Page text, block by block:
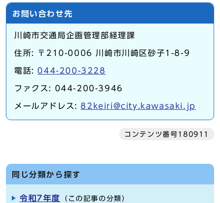
お問い合わせ先
川崎市交通局企画管理部経理課
住所: 〒210-0006 川崎市川崎区砂子1-8-9
電話: 044-200-3228
ファクス: 044-200-3946
メールアドレス:82keiri@city.kawasaki.jp
コンテンツ番号180911
同じ分類から探す
令和7年度 （この記事の分類）